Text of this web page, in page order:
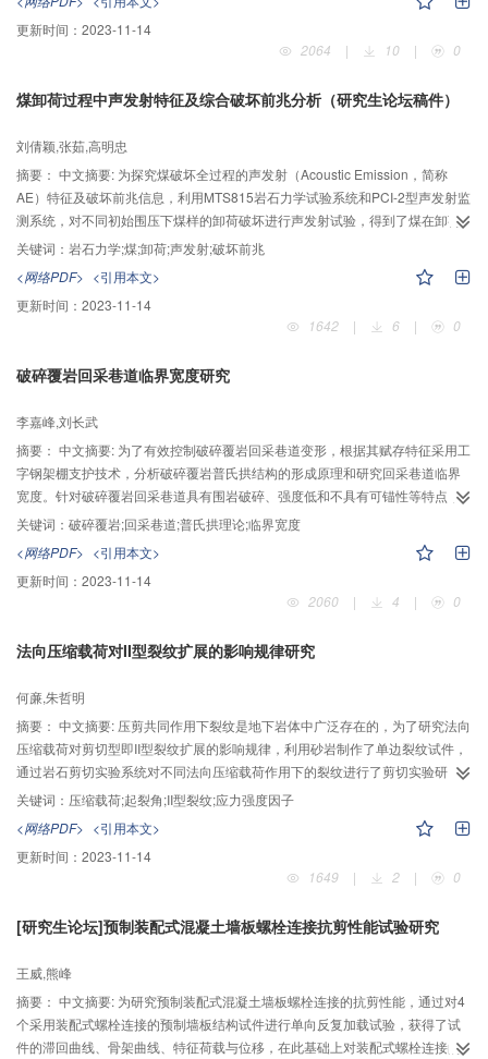
有限元模型，模拟拱坝及坝区岩体在正常运行及温降工况下的应力场，采用点
安全系数法分析坝肩岩体在加固和未加固的情况下的稳定性，并运用综合强度
储备法评价坝肩的极限承载能力。研究结果表明，坝肩岩体点安全系数均处于
效，坝肩具有较强的承载能力。
更新时间： 2023-11-14
2064
| 10 | 0
煤卸荷过程中声发射特征及综合破坏前兆分析（研究生论坛稿件）
刘倩颖,张茹,高明忠
摘要： 中文摘要: 为探究煤破坏全过程的声发射（Acoustic Emission，简称
AE）特征及破坏前兆信息，利用MTS815岩石力学试验系统和PCI-2型声发射监
测系统，对不同初始围压下煤样的卸荷破坏进行声发射试验，得到了煤在卸荷
过程中AE特征的围压效应及基于声发射的多参数综合破坏前兆信息。结果表
明：煤的承载能力随着初始围压的上升明显提高；煤在变形破坏过程中的AE时
序参数、空间分布演化特征和振幅分布均与其所处力学状态契合良好，部分AE
参数在煤样变形破坏过程中产生明显突变：AE空间分布演化的两次突变点对应
的应力水平分别为55%和80%，能量率的突变点对应的应力水平为87%，振铃
78%左右的应力水平；根据突变点对应变形破坏阶段的不同，将其综合分为四
害事故提供参考。
关键词： 岩石力学;煤;卸荷;声发射;破坏前兆
<网络PDF> <引用本文>
更新时间： 2023-11-14
1642
| 6 | 0
破碎覆岩回采巷道临界宽度研究
李嘉峰,刘长武
摘要： 中文摘要: 为了有效控制破碎覆岩回采巷道变形，根据其赋存特征采用工
字钢架棚支护技术，分析破碎覆岩普氏拱结构的形成原理和研究回采巷道临界
宽度。针对破碎覆岩回采巷道具有围岩破碎、强度低和不具有可锚性等特点，
采用普氏拱理论，计算回采巷道围岩压力；当棚梁工字钢最大正应力等于工字
钢屈服极限时推导出破碎覆岩条件下回采巷道临界宽度计算公式。以106煤矿为
工程实例进行分析，结果表明：破碎覆岩回采巷道的合理临界宽度为4.4m；增
大支护强度和减小巷道高度可有效提高破碎覆岩回采巷道临界宽度；如果需要
更大的巷道宽度，可通过降低棚间距或增大型钢型号方法实现。
关键词： 破碎覆岩;回采巷道;普氏拱理论;临界宽度
<网络PDF> <引用本文>
更新时间： 2023-11-14
2060
| 4 | 0
法向压缩载荷对II型裂纹扩展的影响规律研究
何亷,朱哲明
摘要： 中文摘要: 压剪共同作用下裂纹是地下岩体中广泛存在的，为了研究法向
压缩载荷对剪切型即II型裂纹扩展的影响规律，利用砂岩制作了单边裂纹试件，
通过岩石剪切实验系统对不同法向压缩载荷作用下的裂纹进行了剪切实验研
究，结果表明法向压缩载荷对裂纹的起裂及扩展起到抑制作用，随着裂纹法线
压缩载荷的增大，裂纹起裂角逐渐减小；同时，得出法向压缩载荷与II型裂纹极
限应力强度因子之间的关系，随着法向压缩载荷增大，岩石II型裂纹极限应力强
度因子也随之增大。运用ABAQUS模拟软件，对不同压缩载荷作用下压剪裂纹
的扩展进行模拟研究，得出了裂纹尖端II型应力强度因子随压缩载荷的变化规
关键词： 压缩载荷;起裂角;II型裂纹;应力强度因子
<网络PDF> <引用本文>
更新时间： 2023-11-14
1649
| 2 | 0
[研究生论坛]预制装配式混凝土墙板螺栓连接抗剪性能试验研究
王威,熊峰
摘要： 中文摘要: 为研究预制装配式混凝土墙板螺栓连接的抗剪性能，通过对4
个采用装配式螺栓连接的预制墙板结构试件进行单向反复加载试验，获得了试
件的滞回曲线、骨架曲线、特征荷载与位移，在此基础上对装配式螺栓连接的